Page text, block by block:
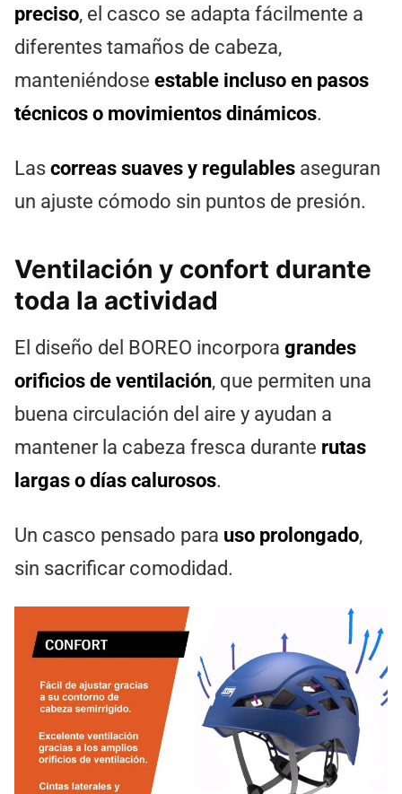
preciso, el casco se adapta fácilmente a
diferentes tamaños de cabeza,
manteniéndose estable incluso en pasos
técnicos o movimientos dinámicos.
Las correas suaves y regulables aseguran
un ajuste cómodo sin puntos de presión.
Ventilación y confort durante
toda la actividad
El diseño del BOREO incorpora grandes
orificios de ventilación, que permiten una
buena circulación del aire y ayudan a
mantener la cabeza fresca durante rutas
largas o días calurosos.
Un casco pensado para uso prolongado,
sin sacrificar comodidad.